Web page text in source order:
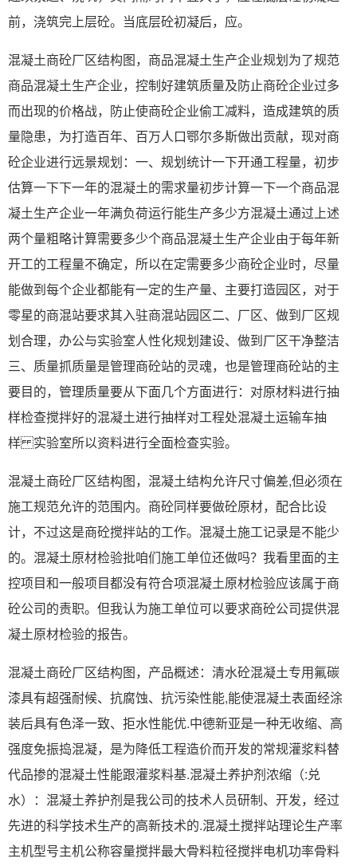
前，浇筑完上层砼。当底层砼初凝后，应。
混凝土商砼厂区结构图，商品混凝土生产企业规划为了规范
商品混凝土生产企业，控制好建筑质量及防止商砼企业过多
而出现的价格战，防止使商砼企业偷工减料，造成建筑的质
量隐患，为打造百年、百万人口鄂尔多斯做出贡献，现对商
砼企业进行远景规划：一、规划统计一下开通工程量，初步
估算一下下一年的混凝土的需求量初步计算一下一个商品混
凝土生产企业一年满负荷运行能生产多少方混凝土通过上述
两个量粗略计算需要多少个商品混凝土生产企业由于每年新
开工的工程量不确定，所以在定需要多少商砼企业时，尽量
能做到每个企业都能有一定的生产量、主要打造园区，对于
零星的商混站要求其入驻商混站园区二、厂区、做到厂区规
划合理，办公与实验室人性化规划建设、做到厂区干净整洁
三、质量抓质量是管理商砼站的灵魂，也是管理商砼站的主
要目的，管理质量要从下面几个方面进行：对原材料进行抽
样检查搅拌好的混凝土进行抽样对工程处混凝土运输车抽
样 实验室所以资料进行全面检查实验。
混凝土商砼厂区结构图，混凝土结构允许尺寸偏差,但必须在
施工规范允许的范围内。商砼同样要做砼原材，配合比设
计，不过这是商砼搅拌站的工作。混凝土施工记录是不能少
的。混凝土原材检验批咱们施工单位还做吗？我看里面的主
控项目和一般项目都没有符合项混凝土原材检验应该属于商
砼公司的责职。但我认为施工单位可以要求商砼公司提供混
凝土原材检验的报告。
混凝土商砼厂区结构图，产品概述：清水砼混凝土专用氟碳
漆具有超强耐候、抗腐蚀、抗污染性能,能使混凝土表面经涂
装后具有色泽一致、拒水性能优.中德新亚是一种无收缩、高
强度免振捣混凝，是为降低工程造价而开发的常规灌浆料替
代品掺的混凝土性能跟灌浆料基.混凝土养护剂浓缩（:兑
水）：混凝土养护剂是我公司的技术人员研制、开发，经过
先进的科学技术生产的高新技术的.混凝土搅拌站理论生产率
主机型号主机公称容量搅拌最大骨料粒径搅拌电机功率骨料